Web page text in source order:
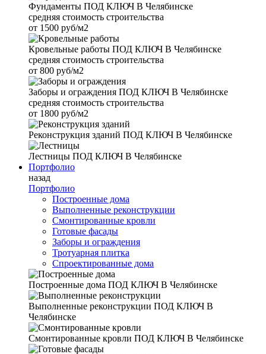
Фундаменты ПОД КЛЮЧ В Челябинске
средняя стоимость строительства
от 1500 руб/м2
Кровельные работы ПОД КЛЮЧ В Челябинске
средняя стоимость строительства
от 800 руб/м2
Заборы и ограждения ПОД КЛЮЧ В Челябинске
средняя стоимость строительства
от 1800 руб/м2
Реконструкция зданий ПОД КЛЮЧ В Челябинске
Лестницы ПОД КЛЮЧ В Челябинске
Портфолио
назад
Портфолио
Построенные дома
Выполненные реконструкции
Смонтированные кровли
Готовые фасады
Заборы и ограждения
Тротуарная плитка
Спроектированные дома
Построенные дома ПОД КЛЮЧ В Челябинске
Выполненные реконструкции ПОД КЛЮЧ В
Челябинске
Смонтированные кровли ПОД КЛЮЧ В Челябинске